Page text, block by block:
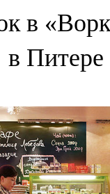
в
в Питере